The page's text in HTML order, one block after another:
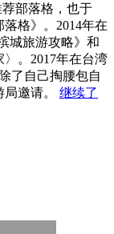
部落格，也于
格》。2014年在
城旅游攻略》和
〉。2017年在台湾
了自己掏腰包自
邀请。 继续了